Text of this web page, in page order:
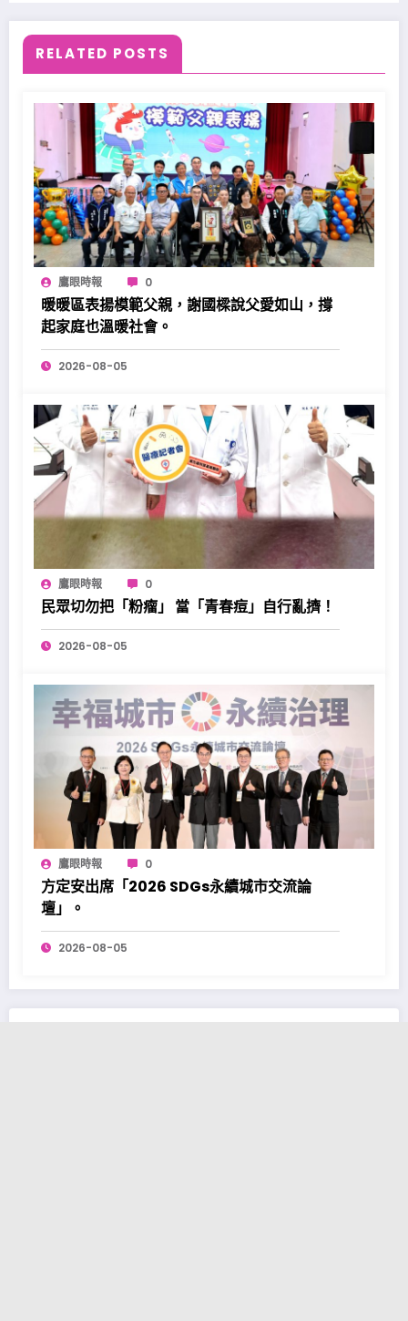
RELATED POSTS
鷹眼時報 0
暖暖區表揚模範父親，謝國樑說父愛如山，撐
起家庭也溫暖社會。
2026-08-05
鷹眼時報 0
民眾切勿把「粉瘤」 當「青春痘」自行亂擠！
2026-08-05
鷹眼時報 0
方定安出席「2026 SDGs永續城市交流論
壇」。
2026-08-05